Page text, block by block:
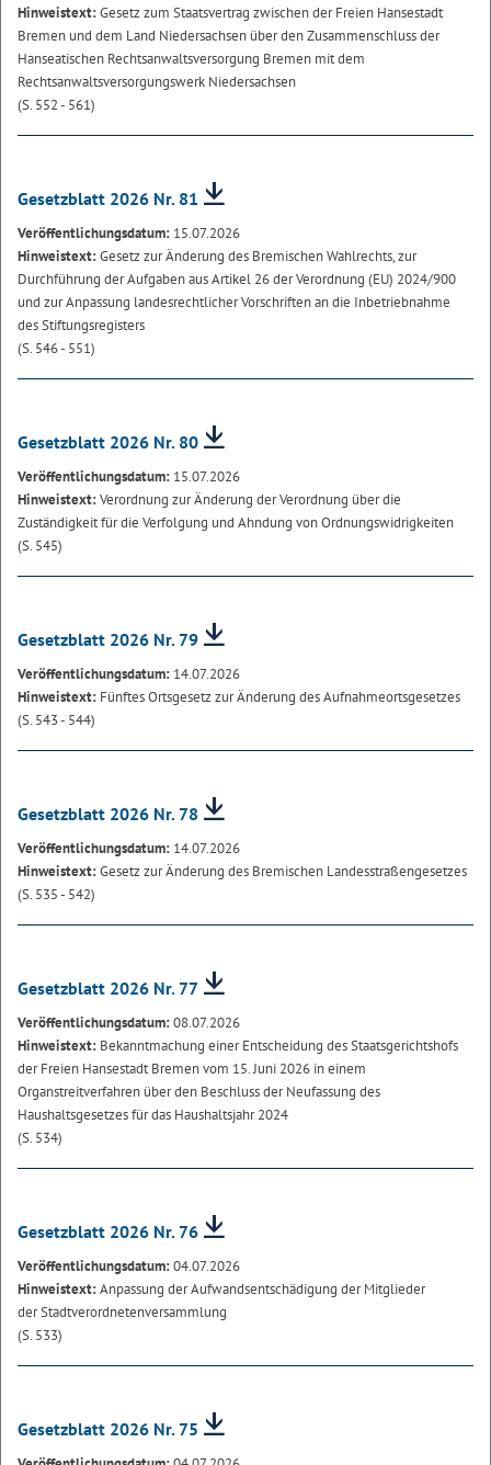
Hinweistext:Gesetz zum Staatsvertrag zwischen der Freien Hansestadt
Bremen und dem Land Niedersachsen über den Zusammenschluss der
Hanseatischen Rechtsanwaltsversorgung Bremen mit dem
Rechtsanwaltsversorgungswerk Niedersachsen
(S. 552 - 561)
Gesetzblatt 2026 Nr. 81
Veröffentlichungsdatum: 15.07.2026
Hinweistext:Gesetz zur Änderung des Bremischen Wahlrechts, zur
Durchführung der Aufgaben aus Artikel 26 der Verordnung (EU) 2024/900
und zur Anpassung landesrechtlicher Vorschriften an die Inbetriebnahme
des Stiftungsregisters
(S. 546 - 551)
Gesetzblatt 2026 Nr. 80
Veröffentlichungsdatum: 15.07.2026
Hinweistext:Verordnung zur Änderung der Verordnung über die
Zuständigkeit für die Verfolgung und Ahndung von Ordnungswidrigkeiten
(S. 545)
Gesetzblatt 2026 Nr. 79
Veröffentlichungsdatum: 14.07.2026
Hinweistext: Fünftes Ortsgesetz zur Änderung des Aufnahmeortsgesetzes
(S. 543 - 544)
Gesetzblatt 2026 Nr. 78
Veröffentlichungsdatum: 14.07.2026
Hinweistext:Gesetz zur Änderung des Bremischen Landesstraßengesetzes
(S. 535 - 542)
Gesetzblatt 2026 Nr. 77
Veröffentlichungsdatum:08.07.2026
Hinweistext: Bekanntmachung einer Entscheidung des Staatsgerichtshofs
der Freien Hansestadt Bremen vom 15. Juni 2026 in einem
Organstreitverfahren über den Beschluss der Neufassung des
Haushaltsgesetzes für das Haushaltsjahr 2024
(S. 534)
Gesetzblatt 2026 Nr. 76
Veröffentlichungsdatum:04.07.2026
Hinweistext:Anpassung der Aufwandsentschädigung der Mitglieder
der Stadtverordnetenversammlung
(S. 533)
Gesetzblatt 2026 Nr. 75